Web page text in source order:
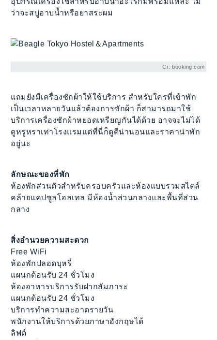
ว่าจะสบู่อาบน้ำหรือยาสระผม
Cr: booking.com
แถมยังมีเครื่องซักผ้าให้ใช้บริการ สำหรับใครที่เข้าพัก
เป็นเวลาหลายวันแล้วต้องการซักผ้า ก็สามารถมาใช้
บริการเครื่องซักผ้าหยอดเหรียญกันได้ด้วย อาจจะไม่ได้
ดูหรูหราเท่าโรงแรมแต่ที่นี่ก็ดูดีน่านอนและราคาน่าพัก
อยู่นะ
ลักษณะของที่พัก
ห้องพักส่วนตัวสำหรับครอบครัวและห้องแบบรวมสไตล์
คล้ายแคปซูลโฮลเทล มีห้องน้ำส่วนกลางและพื้นที่ส่วน
กลาง
สิ่งอำนวยความสะดวก
Free WiFi
ห้องพักปลอดบุหรี่
แผนกต้อนรับ 24 ชั่วโมง
ห้องอาหารบริการรับฝากสัมภาระ
แผนกต้อนรับ 24 ชั่วโมง
บริการทำความสะอาดรายวัน
พนักงานให้บริการด้วยภาษาอังกฤษได้
ลิฟต์